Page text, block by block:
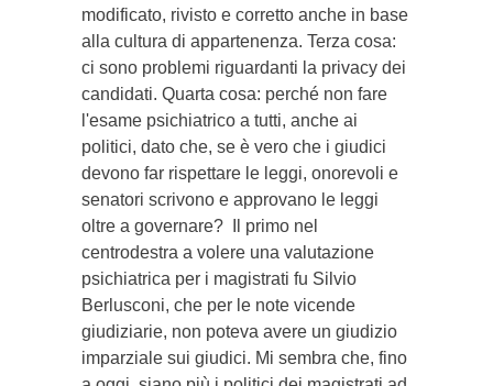
modificato, rivisto e corretto anche in base
alla cultura di appartenenza. Terza cosa:
ci sono problemi riguardanti la privacy dei
candidati. Quarta cosa: perché non fare
l'esame psichiatrico a tutti, anche ai
politici, dato che, se è vero che i giudici
devono far rispettare le leggi, onorevoli e
senatori scrivono e approvano le leggi
oltre a governare? Il primo nel
centrodestra a volere una valutazione
psichiatrica per i magistrati fu Silvio
Berlusconi, che per le note vicende
giudiziarie, non poteva avere un giudizio
imparziale sui giudici. Mi sembra che, fino